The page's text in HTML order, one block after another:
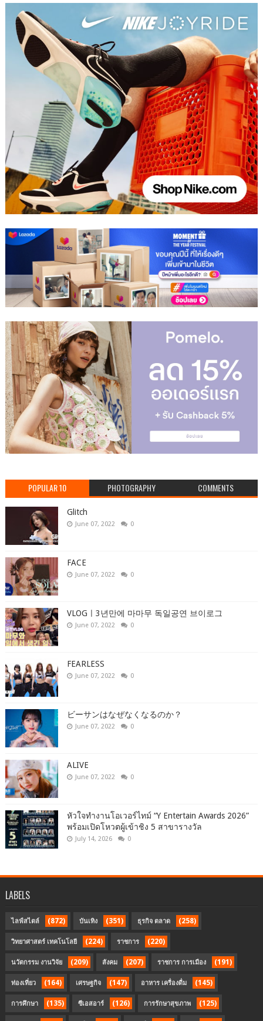
POPULAR 10 PHOTOGRAPHY COMMENTS
Glitch
June 07, 2022 0
FACE
June 07, 2022 0
VLOGㅣ3년만에 마마무 독일공연 브이로그
June 07, 2022 0
FEARLESS
June 07, 2022 0
ビーサンはなぜなくなるのか？
June 07, 2022 0
ALIVE
June 07, 2022 0
หัวใจทำงานโอเวอร์ไทม์ “Y Entertain Awards 2026”
พร้อมเปิดโหวตผู้เข้าชิง 5 สาขารางวัล
July 14, 2026 0
LABELS
ไลฟ์สไตล์ (872) บันเทิง (351) ธุรกิจ ตลาด (258)
วิทยาศาสตร์ เทคโนโลยี (224) ราชการ (220)
นวัตกรรม งานวิจัย (209) สังคม (207) ราชการ การเมือง (191)
ท่องเที่ยว (164) เศรษฐกิจ (147) อาหาร เครื่องดื่ม (145)
การศึกษา (135) ซีเอสอาร์ (126) การรักษาสุขภาพ (125)